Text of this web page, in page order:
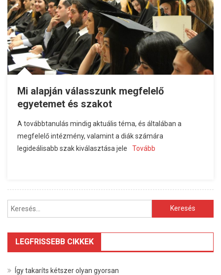
Mi alapján válasszunk megfelelő
egyetemet és szakot
A továbbtanulás mindig aktuális téma, és általában a
megfelelő intézmény, valamint a diák számára
legideálisabb szak kiválasztása jele
Tovább
Keresés:
LEGFRISSEBB CIKKEK
Így takaríts kétszer olyan gyorsan